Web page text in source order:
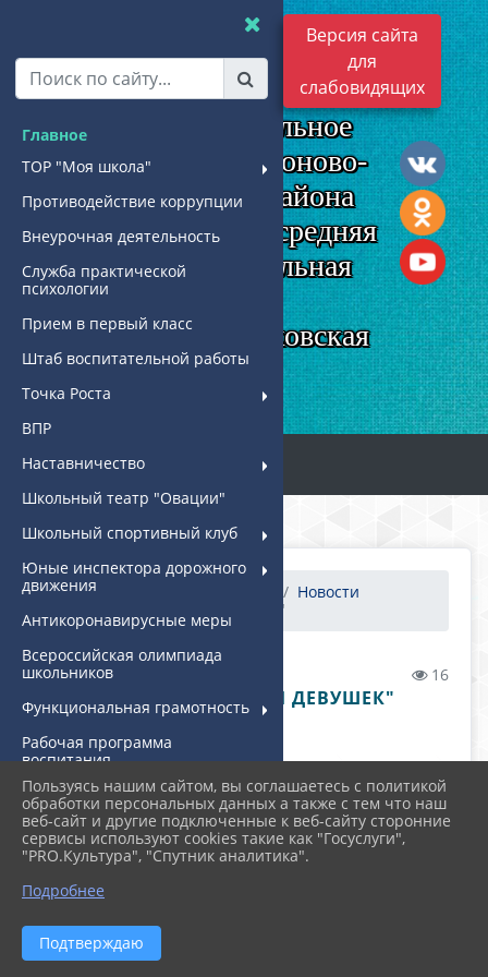
Главное
ТОР "Моя школа"
Противодействие коррупции
Внеурочная деятельность
Служба практической
психологии
Прием в первый класс
Штаб воспитательной работы
Точка Роста
ВПР
Наставничество
Школьный театр "Овации"
Школьный спортивный клуб
Юные инспектора дорожного
движения
Антикоронавирусные меры
Всероссийская олимпиада
школьников
Функциональная грамотность
Рабочая программа
воспитания
Центр детских инициатив
(ЦДИ)
Дополнительное
образование
Инклюзивное образование
Информационная
безопасность
Версия сайта
для
слабовидящих
муниципальное
бюджетное
общеобразовательное
учреждение Родионово-
Несветайского района
"Кутейниковская средняя
общеобразовательная
МБОУ "Кутейниковская
СОШ"
Главная
Новости
"Баскетбол среди девушек"
05.04.2026 21:16 16
"БАСКЕТБОЛ СРЕДИ ДЕВУШЕК"
Пользуясь нашим сайтом, вы соглашаетесь с политикой
обработки персональных данных а также с тем что наш
веб-сайт и другие подключенные к веб-сайту сторонние
сервисы используют cookies такие как "Госуслуги",
"PRO.Культура", "Спутник аналитика".
Подробнее
Подтверждаю